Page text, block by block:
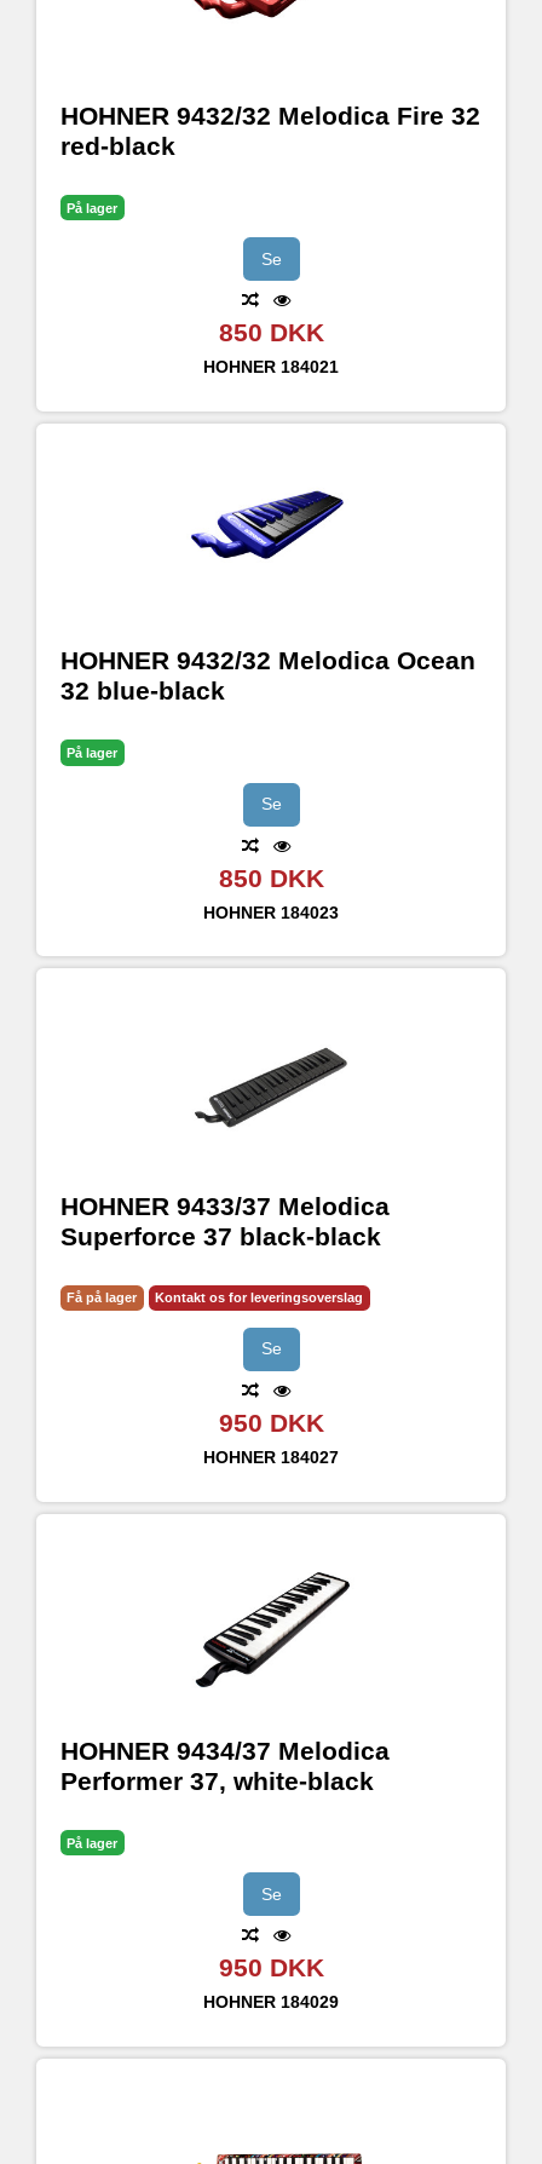
HOHNER 9432/32 Melodica Fire 32
red-black
På lager
Se
850 DKK
HOHNER 184021
HOHNER 9432/32 Melodica Ocean
32 blue-black
På lager
Se
850 DKK
HOHNER 184023
HOHNER 9433/37 Melodica
Superforce 37 black-black
Få på lager Kontakt os for leveringsoverslag
Se
950 DKK
HOHNER 184027
HOHNER 9434/37 Melodica
Performer 37, white-black
På lager
Se
950 DKK
HOHNER 184029